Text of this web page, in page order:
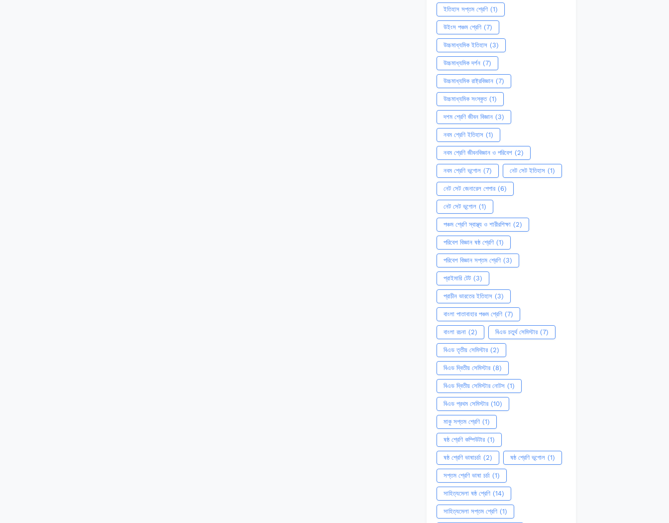
ইতিহাস সপ্তম শ্রেণি (1)
উইংস পঞ্চম শ্রেণি (7)
উচ্চমাধ্যমিক ইতিহাস (3)
উচ্চমাধ্যমিক দর্শন (7)
উচ্চমাধ্যমিক রাষ্ট্রবিজ্ঞান (7)
উচ্চমাধ্যমিক সংস্কৃত (1)
দশম শ্রেণি জীবন বিজ্ঞান (3)
নবম শ্রেণি ইতিহাস (1)
নবম শ্রেণি জীবনবিজ্ঞান ও পরিবেশ (2)
নবম শ্রেণি ভূগোল (7) নেট সেট ইতিহাস (1)
নেট সেট জেনারেল পেপার (6)
নেট সেট ভূগোল (1)
পঞ্চম শ্রেণি স্বাস্থ্য ও শারীরশিক্ষা (2)
পরিবেশ বিজ্ঞান ষষ্ঠ শ্রেণি (1)
পরিবেশ বিজ্ঞান সপ্তম শ্রেণি (3)
প্রাইমারি টেট (3)
প্রাচীন ভারতের ইতিহাস (3)
বাংলা পাতাবাহার পঞ্চম শ্রেণি (7)
বাংলা রচনা (2) বিএড চতুর্থ সেমিস্টার (7)
বিএড তৃতীয় সেমিস্টার (2)
বিএড দ্বিতীয় সেমিস্টার (8)
বিএড দ্বিতীয় সেমিস্টার নোটস (1)
বিএড প্রথম সেমিস্টার (10)
মাকু সপ্তম শ্রেণি (1)
ষষ্ঠ শ্রেণি কম্পিউটার (1)
ষষ্ঠ শ্রেণি ভাষাচর্চা (2) ষষ্ঠ শ্রেণি ভূগোল (1)
সপ্তম শ্রেণি ভাষা চর্চা (1)
সাহিত্যমেলা ষষ্ঠ শ্রেণি (14)
সাহিত্যমেলা সপ্তম শ্রেণি (1)